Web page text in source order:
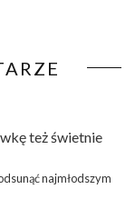
też świetnie
najmłodszym